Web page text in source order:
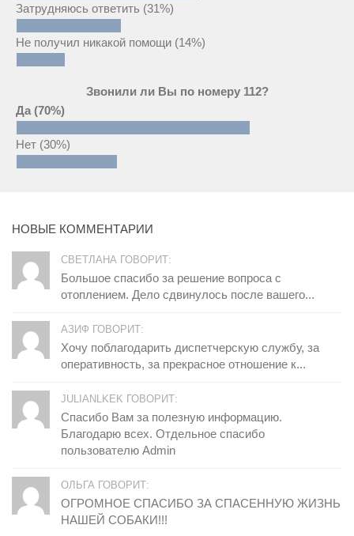
Затрудняюсь ответить (31%)
Не получил никакой помощи (14%)
Звонили ли Вы по номеру 112?
Да (70%)
Нет (30%)
НОВЫЕ КОММЕНТАРИИ
СВЕТЛАНА ГОВОРИТ:
Большое спасибо за решение вопроса с
отоплением. Дело сдвинулось после вашего...
АЗИФ ГОВОРИТ:
Хочу поблагодарить диспетчерскую службу, за
оперативность, за прекрасное отношение к...
JULIANLKEK ГОВОРИТ:
Спасибо Вам за полезную информацию.
Благодарю всех. Отдельное спасибо
пользователю Admin
ОЛЬГА ГОВОРИТ:
ОГРОМНОЕ СПАСИБО ЗА СПАСЕННУЮ ЖИЗНЬ
НАШЕЙ СОБАКИ!!!